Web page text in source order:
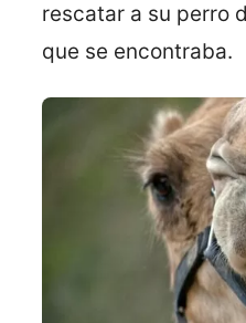
rescatar a su perro
que se encontraba.